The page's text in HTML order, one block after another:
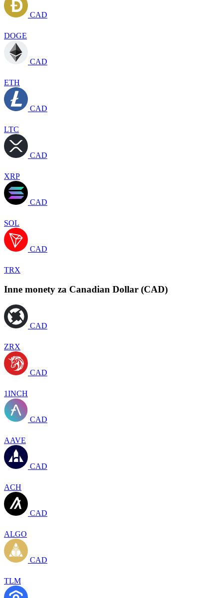
CAD
DOGE
CAD
ETH
CAD
LTC
CAD
XRP
CAD
SOL
CAD
TRX
Inne monety za Canadian Dollar (CAD)
CAD
ZRX
CAD
1INCH
CAD
AAVE
CAD
ACH
CAD
ALGO
CAD
TLM